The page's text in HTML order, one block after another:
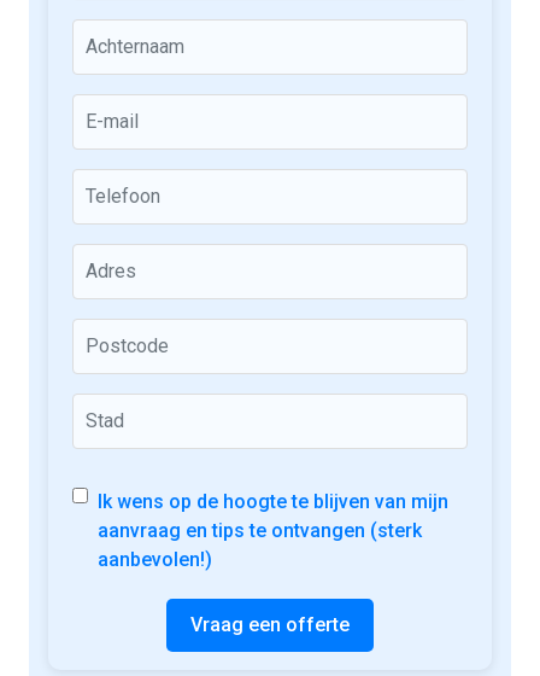
Ik wens op de hoogte te blijven van mijn
aanvraag en tips te ontvangen (sterk
aanbevolen!)
Vraag een offerte